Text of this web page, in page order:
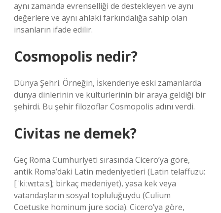
aynı zamanda evrenselliği de destekleyen ve aynı
değerlere ve aynı ahlaki farkındalığa sahip olan
insanların ifade edilir.
Cosmopolis nedir?
Dünya Şehri. Örneğin, İskenderiye eski zamanlarda
dünya dinlerinin ve kültürlerinin bir araya geldiği bir
şehirdi. Bu şehir filozoflar Cosmopolis adını verdi.
Civitas ne demek?
Geç Roma Cumhuriyeti sırasında Cicero’ya göre,
antik Roma’daki Latin medeniyetleri (Latin telaffuzu:
[ˈkiːwɪtaːs]; birkaç medeniyet), yasa kek veya
vatandaşların sosyal topluluğuydu (Culium
Coetuske hominum jure socia). Cicero’ya göre,